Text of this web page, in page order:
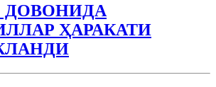
ҲАРАКАТИ